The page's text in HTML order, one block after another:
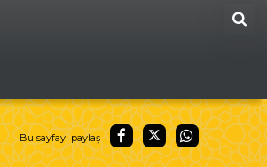
Bu sayfayı paylaş